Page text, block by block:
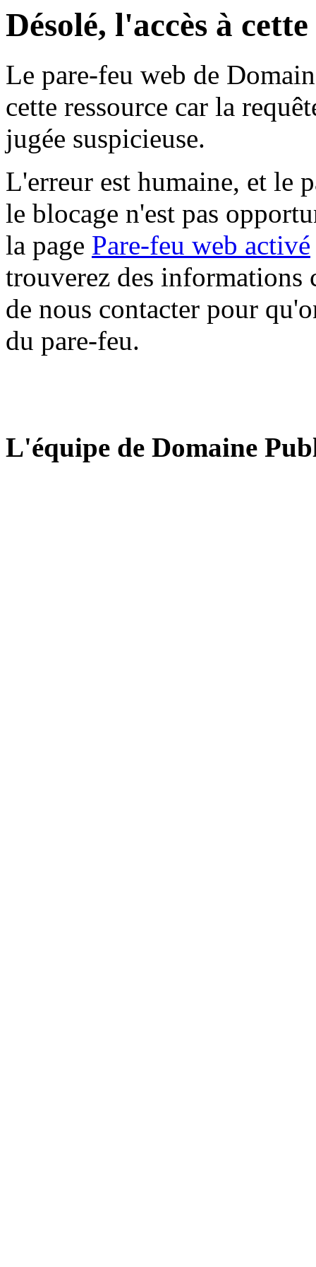
Désolé, l'accès à
Le pare-feu web de
cette ressource car la
jugée suspicieuse.
L'erreur est humaine, et le
le blocage n'est pas
la page Pare-feu web activé
trouverez des informations
de nous contacter pour
du pare-feu.
L'équipe de Domaine